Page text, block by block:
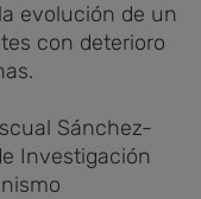
evolución de un
con deterioro
Sánchez-
Investigación